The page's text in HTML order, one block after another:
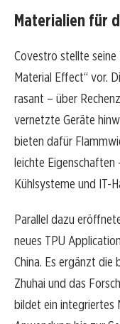
Materialien für
Covestro stellte
Material Effect“ vor.
rasant – über
vernetzte Geräte
bieten dafür
leichte
Kühlsysteme und IT-
Parallel dazu
neues TPU
China. Es ergänzt
Zhuhai und das
bildet ein integriertes